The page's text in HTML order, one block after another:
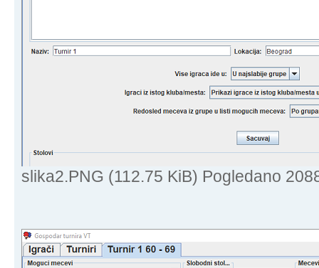
slika2.PNG (112.75 KiB) Pogledano